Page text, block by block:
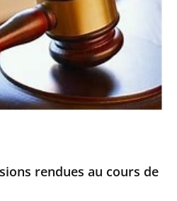
rendues au cours de